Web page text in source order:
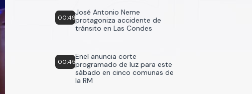
00:49
José Antonio Neme
protagoniza accidente de
tránsito en Las Condes
00:45
Enel anuncia corte
programado de luz para este
sábado en cinco comunas de
la RM